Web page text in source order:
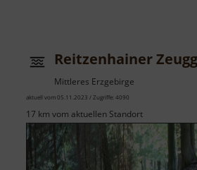
Reitzenhainer
Mittleres Erzgebirge
aktuell vom 05.11.2023 / Zugriffe: 4090
17 km vom aktuellen Standort